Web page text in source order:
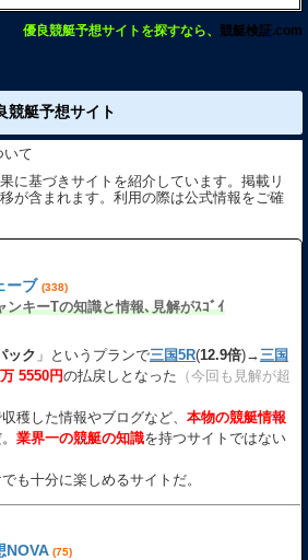
優良競艇予想サイトを探すなら、 競艇検証.com
競艇予想サイト
て
に基づきサイトを紹介しています。掲載リ
が含まれます。利用の際は公式情報をご確
ーブ (338)
ンキーTの知識と情報､見解がｽｺﾞｲ
ック 」というプランで三国5R(12.9倍)→三国
5550円の払戻しとなった （今回も見解が超
穫した情報やブログなど、 本物の競艇情報
業界一の競艇の知識を持つサイトではない
も十分に楽しめるサイトだ。
NOVA (75)